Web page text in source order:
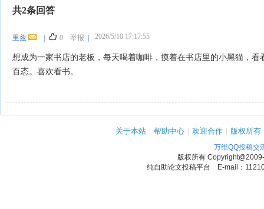
共2条回答
里兹 0 举报 2026/5/10 17:17:55
想成为一家书店的老板，每天喝着咖啡，摸着在书店里的小黑猫，看
百态。喜欢看书。
关于本站 | 帮助中心 | 欢迎合作 | 版权所有
万维QQ投稿交
版权所有
纯自助论文投稿平台 E-mail：